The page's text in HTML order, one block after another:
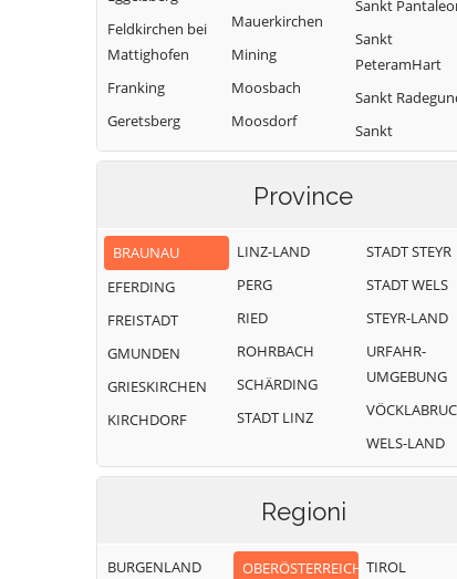
Feldkirchen bei
Mattighofen
Franking
Geretsberg
Gilgenberg am
Handenberg
Helpfau-
Mauerkirchen
Mining
Moosbach
Moosdorf
Munderfing
Neukirchen an
Ostermiething
Palting
Perwang am
Engelbach
Sankt
Sankt
PeteramHart
Sankt
Sankt
VeitimInnkreis
Schalchen
Schwand im
Treubach
Überackern
Weng im
Province
BRAUNAU
EFERDING
FREISTADT
GMUNDEN
GRIESKIRCHEN
KIRCHDORF
LINZ-LAND
PERG
RIED
ROHRBACH
SCHÄRDING
STADT LINZ
STADT STEYR
STADT WELS
STEYR-LAND
URFAHR-
UMGEBUNG
WELS-LAND
Regioni
BURGENLAND
OBERÖSTERREICH TIROL